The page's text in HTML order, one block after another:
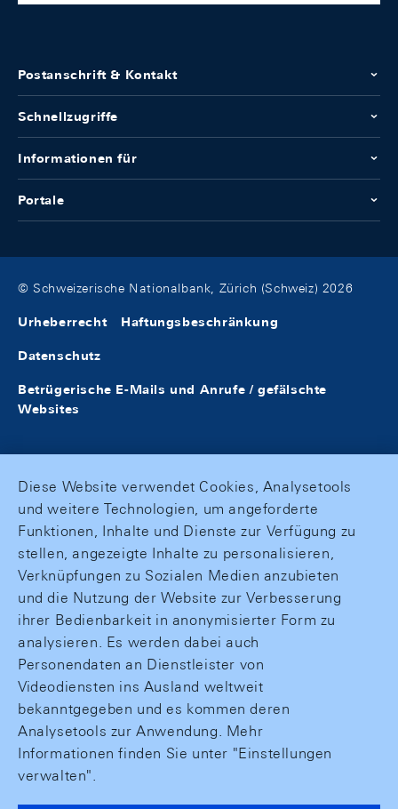
Postanschrift & Kontakt
Schnellzugriffe
Informationen für
Portale
© Schweizerische Nationalbank, Zürich (Schweiz) 2026
Urheberrecht Haftungsbeschränkung
Datenschutz
Betrügerische E-Mails und Anrufe / gefälschte
Websites
Diese Website verwendet Cookies, Analysetools
und weitere Technologien, um angeforderte
Funktionen, Inhalte und Dienste zur Verfügung zu
stellen, angezeigte Inhalte zu personalisieren,
Verknüpfungen zu Sozialen Medien anzubieten
und die Nutzung der Website zur Verbesserung
ihrer Bedienbarkeit in anonymisierter Form zu
analysieren. Es werden dabei auch
Personendaten an Dienstleister von
Videodiensten ins Ausland weltweit
bekanntgegeben und es kommen deren
Analysetools zur Anwendung. Mehr
Informationen finden Sie unter "Einstellungen
verwalten".